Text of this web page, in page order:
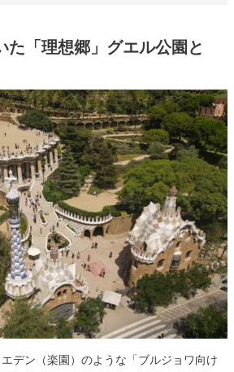
た「理想郷」グエル公園と
デン（楽園）のような「ブルジョワ向け